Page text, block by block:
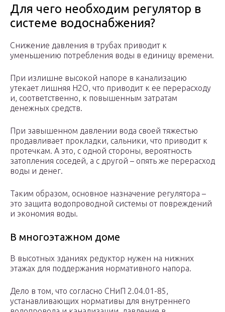
Для чего необходим регулятор в
системе водоснабжения?
Снижение давления в трубах приводит к
уменьшению потребления воды в единицу времени.
При излишне высокой напоре в канализацию
утекает лишняя H2O, что приводит к ее перерасходу
и, соответственно, к повышенным затратам
денежных средств.
При завышенном давлении вода своей тяжестью
продавливает прокладки, сальники, что приводит к
протечкам. А это, с одной стороны, вероятность
затопления соседей, а с другой – опять же перерасход
воды и денег.
Таким образом, основное назначение регулятора –
это защита водопроводной системы от повреждений
и экономия воды.
В многоэтажном доме
В высотных зданиях редуктор нужен на нижних
этажах для поддержания нормативного напора.
Дело в том, что согласно СНиП 2.04.01-85,
устанавливающих нормативы для внутреннего